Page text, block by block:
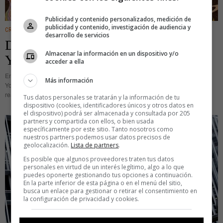
CREATIVIDAD
Detrás del arcoíris está la portada de
Yorokobu
En la primera portada que Buba Viedma firmó hace ya unos años para
Yorokobu, un hombre se alejaba para contemplar con perspectiva el trabajo
realizado: una especie de Monte Rushmore donde aparecía
Publicidad y contenido personalizados, medición de
publicidad y contenido, investigación de audiencia y
desarrollo de servicios
Almacenar la información en un dispositivo y/o
acceder a ella
Más información
Tus datos personales se tratarán y la información de tu
dispositivo (cookies, identificadores únicos y otros datos en
el dispositivo) podrá ser almacenada y consultada por 205
partners y compartida con ellos, o bien usada
específicamente por este sitio. Tanto nosotros como
nuestros partners podemos usar datos precisos de
geolocalización. Lista de partners.
Es posible que algunos proveedores traten tus datos
personales en virtud de un interés legítimo, algo a lo que
puedes oponerte gestionando tus opciones a continuación.
En la parte inferior de esta página o en el menú del sitio,
busca un enlace para gestionar o retirar el consentimiento en
la configuración de privacidad y cookies.